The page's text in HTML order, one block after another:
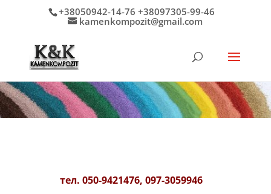
+38050942-14-76 +38097305-99-46
kamenkompozit@gmail.com
тел. 050-9421476, 097-3059946